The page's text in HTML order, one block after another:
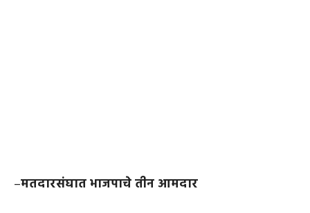
–मतदारसंघात भाजपाचे तीन आमदार